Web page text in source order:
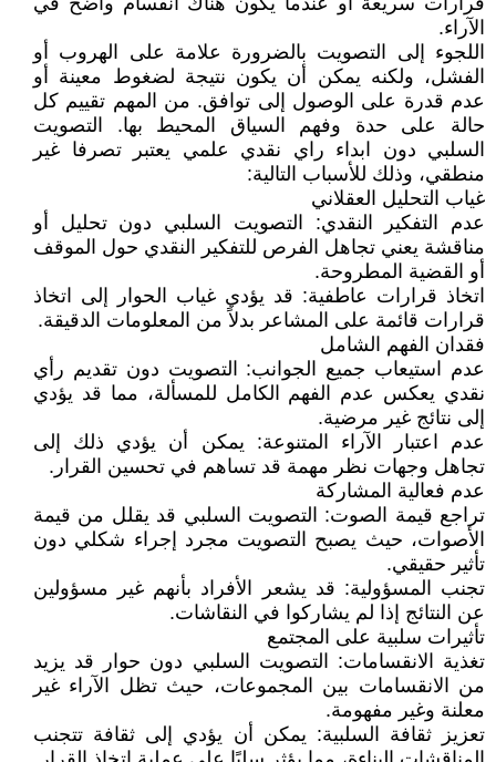
الآراء.
اللجوء إلى التصويت بالضرورة علامة على الهروب أو
الفشل، ولكنه يمكن أن يكون نتيجة لضغوط معينة أو
عدم قدرة على الوصول إلى توافق. من المهم تقييم كل
حالة على حدة وفهم السياق المحيط بها. التصويت
السلبي دون ابداء راي نقدي علمي يعتبر تصرفا غير
منطقي، وذلك للأسباب التالية:
غياب التحليل العقلاني
عدم التفكير النقدي: التصويت السلبي دون تحليل أو
مناقشة يعني تجاهل الفرص للتفكير النقدي حول الموقف
أو القضية المطروحة.
اتخاذ قرارات عاطفية: قد يؤدي غياب الحوار إلى اتخاذ
قرارات قائمة على المشاعر بدلاً من المعلومات الدقيقة.
فقدان الفهم الشامل
عدم استيعاب جميع الجوانب: التصويت دون تقديم رأي
نقدي يعكس عدم الفهم الكامل للمسألة، مما قد يؤدي
إلى نتائج غير مرضية.
عدم اعتبار الآراء المتنوعة: يمكن أن يؤدي ذلك إلى
تجاهل وجهات نظر مهمة قد تساهم في تحسين القرار.
عدم فعالية المشاركة
تراجع قيمة الصوت: التصويت السلبي قد يقلل من قيمة
الأصوات، حيث يصبح التصويت مجرد إجراء شكلي دون
تأثير حقيقي.
تجنب المسؤولية: قد يشعر الأفراد بأنهم غير مسؤولين
عن النتائج إذا لم يشاركوا في النقاشات.
تأثيرات سلبية على المجتمع
تغذية الانقسامات: التصويت السلبي دون حوار قد يزيد
من الانقسامات بين المجموعات، حيث تظل الآراء غير
معلنة وغير مفهومة.
تعزيز ثقافة السلبية: يمكن أن يؤدي إلى ثقافة تتجنب